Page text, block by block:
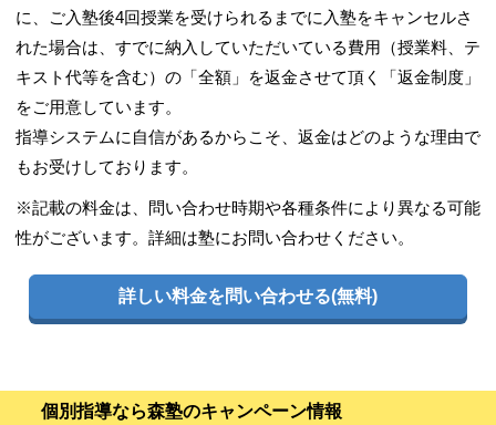
に、ご入塾後4回授業を受けられるまでに入塾をキャンセルさ
れた場合は、すでに納入していただいている費用（授業料、テ
キスト代等を含む）の「全額」を返金させて頂く「返金制度」
をご用意しています。
指導システムに自信があるからこそ、返金はどのような理由で
もお受けしております。
※記載の料金は、問い合わせ時期や各種条件により異なる可能
性がございます。詳細は塾にお問い合わせください。
詳しい料金を問い合わせる(無料)
個別指導なら森塾のキャンペーン情報